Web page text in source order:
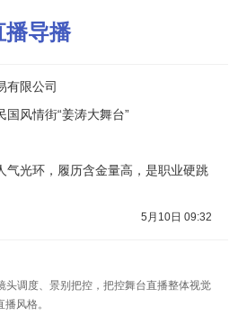
播导播
有限公司
国风情街“姜涛大舞台”
气光环，履历含金量高，是职业硬跳
5月10日 09:32
头调度、景别把控，把控舞台直播整体视觉
风格。